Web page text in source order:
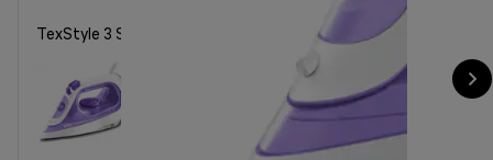
TexStyle 3 Steam iron SI 3042 Violet